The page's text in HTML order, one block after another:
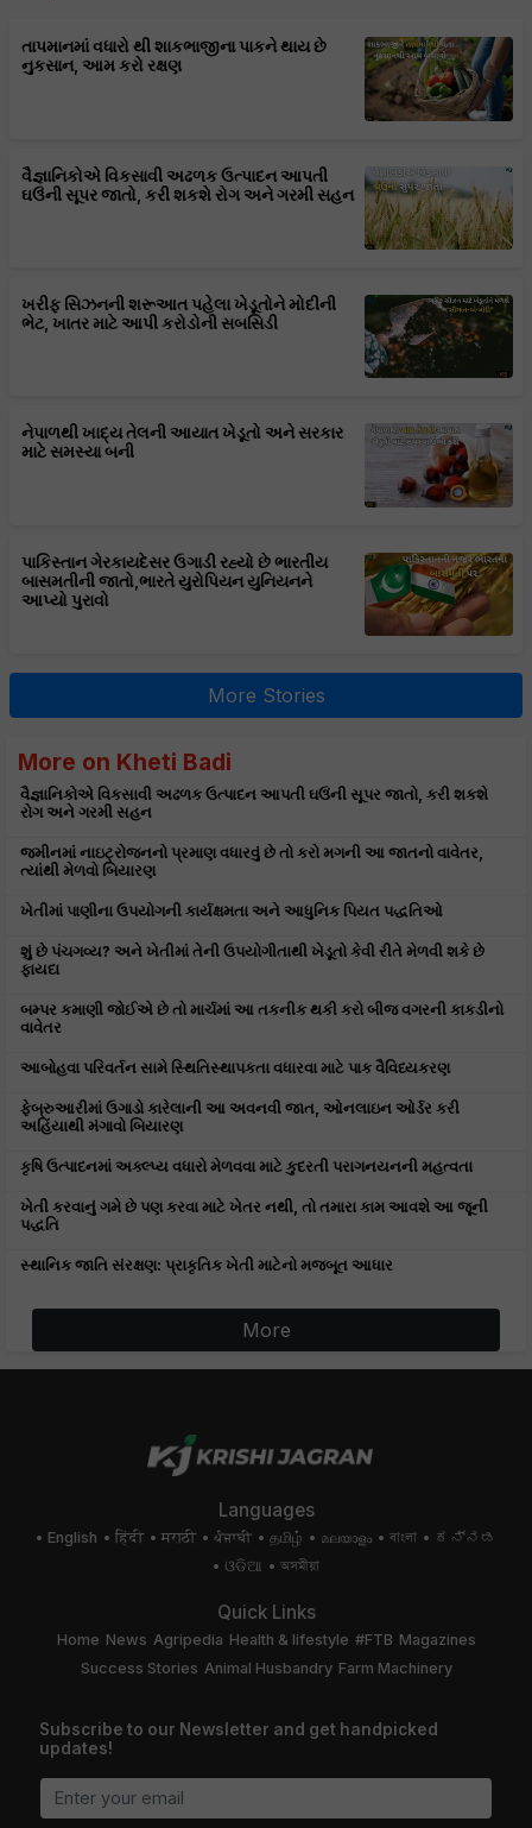
તાપમાનમાં વધારો થી શાકભાજીના પાકને થાય છે
નુકસાન, આમ કરો રક્ષણ
વૈજ્ઞાનિકોએ વિકસાવી અઢળક ઉત્પાદન આપતી
ઘઉંની સૂપર જાતો, કરી શકશે રોગ અને ગરમી સહન
ખરીફ સિઝનની શરૂઆત પહેલા ખેડૂતોને મોદીની
ભેટ, ખાતર માટે આપી કરોડોની સબસિડી
નેપાળથી ખાદ્ય તેલની આયાત ખેડૂતો અને સરકાર
માટે સમસ્યા બની
પાકિસ્તાન ગેરકાયદેસર ઉગાડી રહ્યો છે ભારતીય
બાસમતીની જાતો,ભારતે યુરોપિયન યુનિયનને
આપ્યો પુરાવો
More Stories
More on Kheti Badi
વૈજ્ઞાનિકોએ વિકસાવી અઢળક ઉત્પાદન આપતી ઘઉંની સૂપર જાતો, કરી શકશે
રોગ અને ગરમી સહન
જમીનમાં નાઇટ્રોજનનો પ્રમાણ વધારવું છે તો કરો મગની આ જાતનો વાવેતર,
ત્યાંથી મેળવો બિયારણ
ખેતીમાં પાણીના ઉપયોગની કાર્યક્ષમતા અને આધુનિક પિયત પદ્ધતિઓ
શું છે પંચગવ્ય? અને ખેતીમાં તેની ઉપયોગીતાથી ખેડૂતો કેવી રીતે મેળવી શકે છે
ફાયદા
બમ્પર કમાણી જોઈએ છે તો માર્ચમાં આ તકનીક થકી કરો બીજ વગરની કાકડીનો
વાવેતર
આબોહવા પરિવર્તન સામે સ્થિતિસ્થાપકતા વધારવા માટે પાક વૈવિધ્યકરણ
ફેબ્રુઆરીમાં ઉગાડો કારેલાની આ અવનવી જાત, ઓનલાઇન ઓર્ડર કરી
અહિંયાથી મંગાવો બિયારણ
કૃષિ ઉત્પાદનમાં અક્લ્પ્ય વધારો મેળવવા માટે કુદરતી પરાગનયનની મહત્વતા
ખેતી કરવાનું ગમે છે પણ કરવા માટે ખેતર નથી, તો તમારા કામ આવશે આ જૂની
પદ્ધતિ
સ્થાનિક જાતિ સંરક્ષણ: પ્રાકૃતિક ખેતી માટેનો મજબૂત આધાર
More
Languages
English हिंदी मराठी ਪੰਜਾਬੀ தமிழ் മലയാളം বাংলা
ಕನ್ನಡ
ଓଡିଆ
অসমীয়া
Quick Links
Home News Agripedia Health & lifestyle #FTB Magazines
Success Stories Animal Husbandry Farm Machinery
Subscribe to our Newsletter and get handpicked
updates!